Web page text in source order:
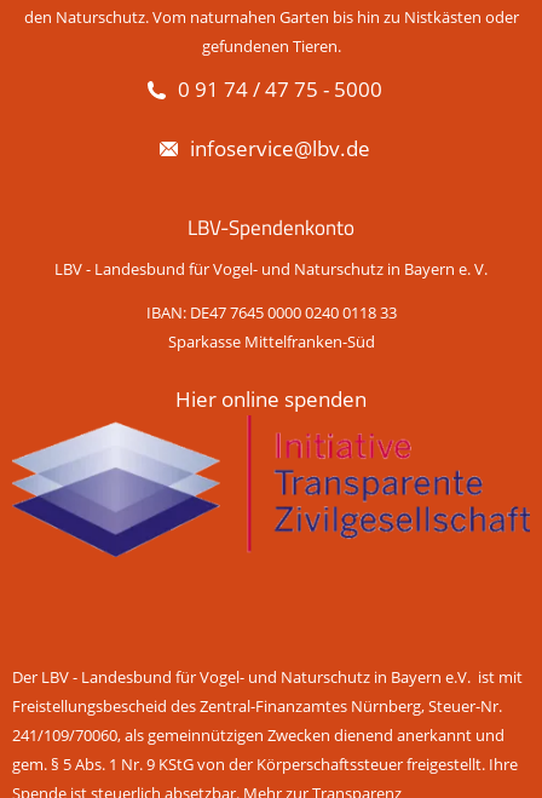
den Naturschutz. Vom naturnahen Garten bis hin zu Nistkästen oder
gefundenen Tieren.
0 91 74 / 47 75 - 5000
infoservice@lbv.de
LBV-Spendenkonto
LBV - Landesbund für Vogel- und Naturschutz in Bayern e. V.
IBAN: DE47 7645 0000 0240 0118 33
Sparkasse Mittelfranken-Süd
Hier online spenden
Der LBV - Landesbund für Vogel- und Naturschutz in Bayern e.V. ist mit
Freistellungsbescheid des Zentral-Finanzamtes Nürnberg, Steuer-Nr.
241/109/70060, als gemeinnützigen Zwecken dienend anerkannt und
gem. § 5 Abs. 1 Nr. 9 KStG von der Körperschaftssteuer freigestellt. Ihre
Spende ist steuerlich absetzbar. Mehr zur Transparenz